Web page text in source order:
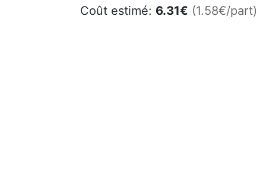
Coût estimé: 6.31€ (1.58€/part)